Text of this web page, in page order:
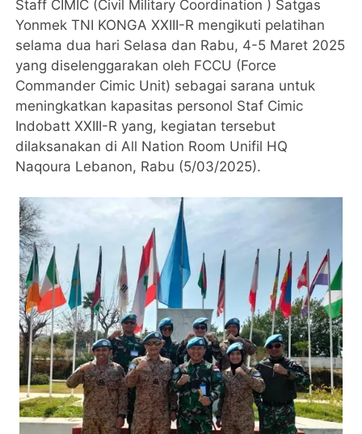
Staff CIMIC (Civil Military Coordination ) Satgas
Yonmek TNI KONGA XXIII-R mengikuti pelatihan
selama dua hari Selasa dan Rabu, 4-5 Maret 2025
yang diselenggarakan oleh FCCU (Force
Commander Cimic Unit) sebagai sarana untuk
meningkatkan kapasitas personol Staf Cimic
Indobatt XXIII-R yang, kegiatan tersebut
dilaksanakan di All Nation Room Unifil HQ
Naqoura Lebanon, Rabu (5/03/2025).